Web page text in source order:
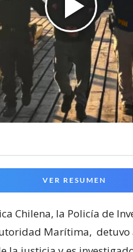
VER RESUMEN
Chilena, la Policía de
Marítima, detuvo